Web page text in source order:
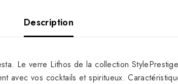
Description
Le verre Lithos de la collection
avec vos cocktails et spiritueux.